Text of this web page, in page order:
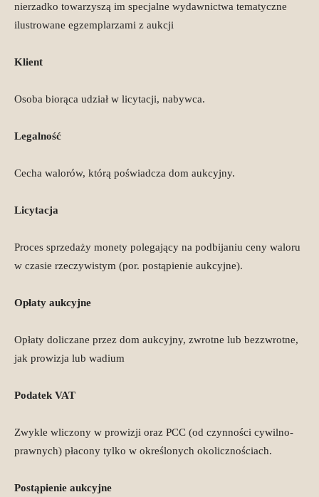
nierzadko towarzyszą im specjalne wydawnictwa tematyczne
ilustrowane egzemplarzami z aukcji
Klient
Osoba biorąca udział w licytacji, nabywca.
Legalność
Cecha walorów, którą poświadcza dom aukcyjny.
Licytacja
Proces sprzedaży monety polegający na podbijaniu ceny waloru
w czasie rzeczywistym (por. postąpienie aukcyjne).
Opłaty aukcyjne
Opłaty doliczane przez dom aukcyjny, zwrotne lub bezzwrotne,
jak prowizja lub wadium
Podatek VAT
Zwykle wliczony w prowizji oraz PCC (od czynności cywilno-
prawnych) płacony tylko w określonych okolicznościach.
Postąpienie aukcyjne